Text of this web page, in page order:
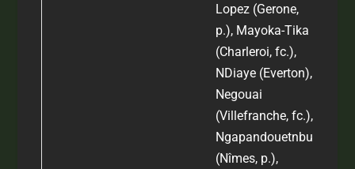
Lopez (Gerone,
p.), Mayoka-Tika
(Charleroi, fc.),
NDiaye (Everton),
Negouai
(Villefranche, fc.),
Ngapandouetnbu
(Nîmes, p.),